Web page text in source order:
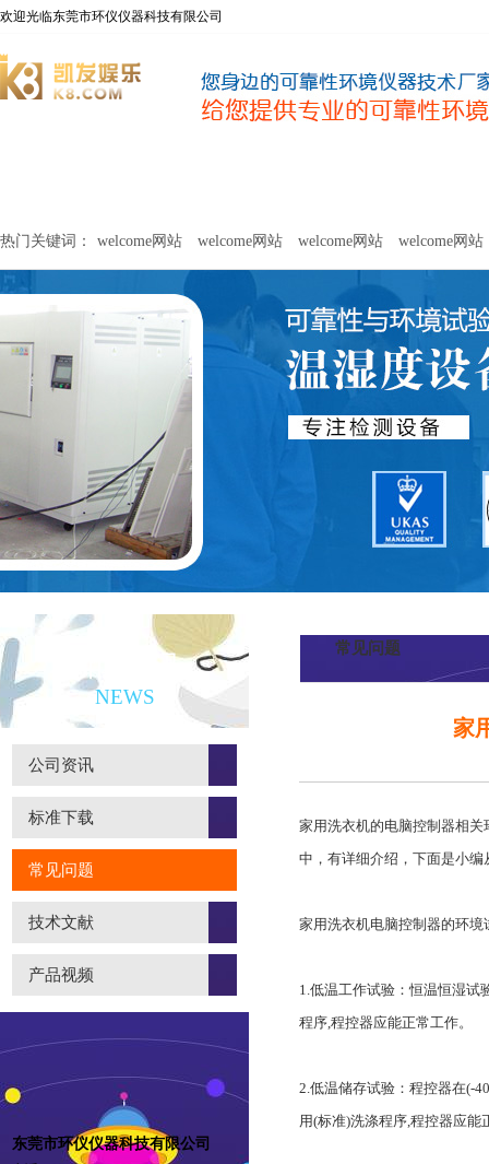
欢迎光临东莞市环仪仪器科技有限公司
关于环仪 联系环仪
热门关键词： welcome网站 welcome网站 welcome网站 welcome网站
网站 welcome网站
新闻资讯
NEWS
公司资讯
标准下载
常见问题
技术文献
产品视频
东莞市环仪仪器科技有限公司
常见问题
家
家用洗衣机的电脑控制器相
中，有详细介绍，下面是小
家用洗衣机电脑控制器的环境
1.低温工作试验：恒温恒湿试
程序,程控器应能正常工作。
2.低温储存试验：程控器在(-
用(标准)洗涤程序,程控器应能